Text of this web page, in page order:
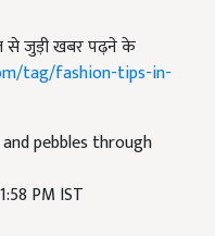
से जुड़ी खबर पढ़ने के
tag/fashion-tips-in-
pebbles through
PM IST